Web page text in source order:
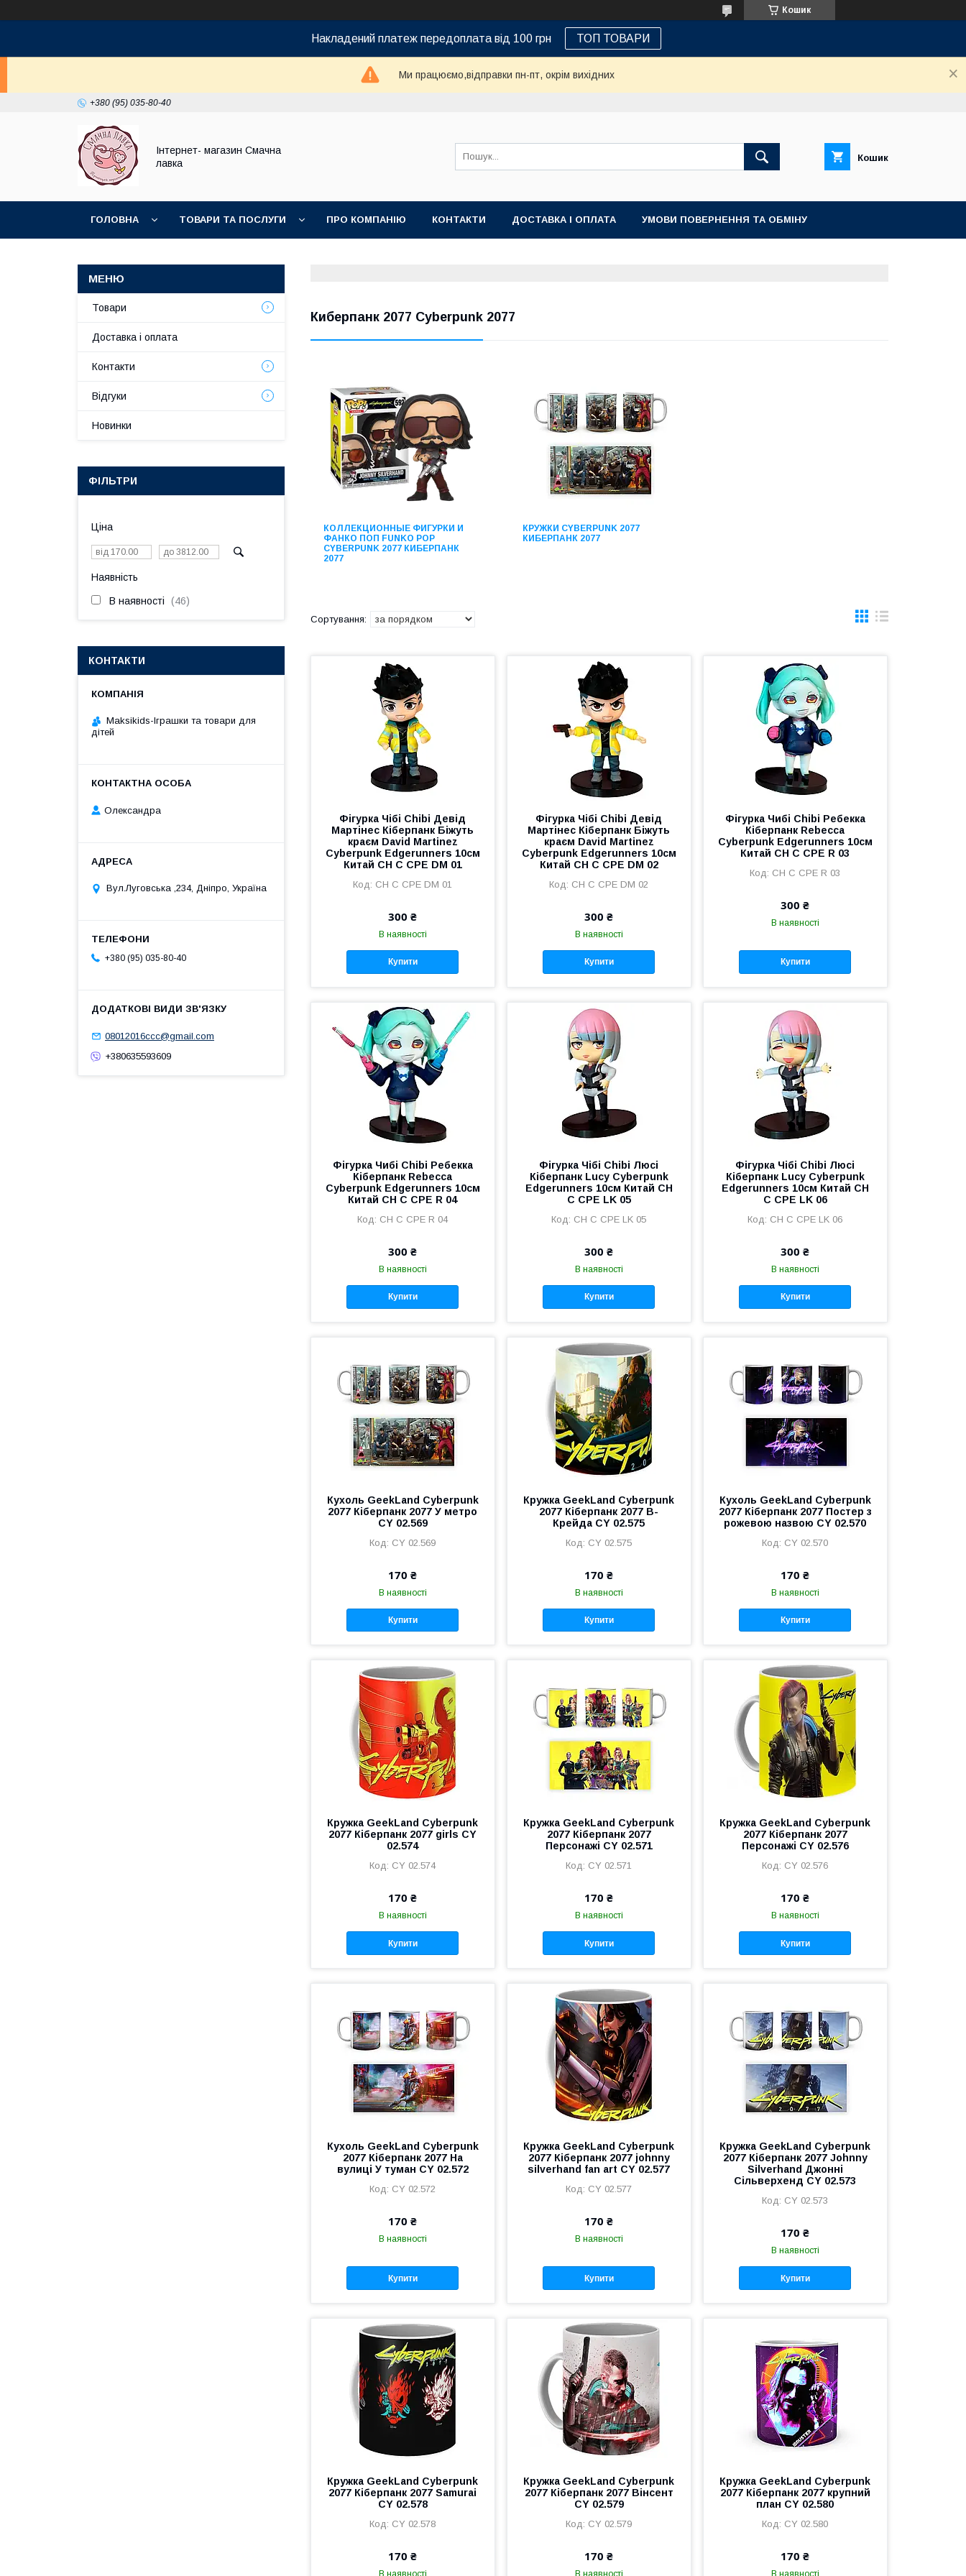
Кошик
Накладений платеж передоплата від 100 грн ТОП ТОВАРИ
Ми працюємо,відправки пн-пт, окрім вихідних
+380 (95) 035-80-40
Інтернет- магазин Смачна
лавка
Кошик
ГОЛОВНА ТОВАРИ ТА ПОСЛУГИ ПРО КОМПАНІЮ КОНТАКТИ ДОСТАВКА І ОПЛАТА УМОВИ ПОВЕРНЕННЯ ТА ОБМІНУ
Киберпанк 2077 Cyberpunk 2077
КОЛЛЕКЦИОННЫЕ ФИГУРКИ И
ФАНКО ПОП FUNKO POP
CYBERPUNK 2077 КИБЕРПАНК
2077
КРУЖКИ CYBERPUNK 2077
КИБЕРПАНК 2077
Фігурка Чібі Chibi Девід
Мартінес Кіберпанк Біжуть
краєм David Martinez
Cyberpunk Edgerunners 10см
Китай CH C CPE DM 01
CH C CPE DM 01
300 ₴
В наявності
Купити
Фігурка Чібі Chibi Девід
Мартінес Кіберпанк Біжуть
краєм David Martinez
Cyberpunk Edgerunners 10см
Китай CH C CPE DM 02
CH C CPE DM 02
300 ₴
В наявності
Купити
Фігурка Чибі Chibi Ребекка
Кіберпанк Rebecca
Cyberpunk Edgerunners 10см
Китай CH C CPE R 03
CH C CPE R 03
300 ₴
В наявності
Купити
Фігурка Чибі Chibi Ребекка
Кіберпанк Rebecca
Cyberpunk Edgerunners 10см
Китай CH C CPE R 04
CH C CPE R 04
300 ₴
В наявності
Купити
Фігурка Чібі Chibi Люсі
Кіберпанк Lucy Cyberpunk
Edgerunners 10см Китай CH
C CPE LK 05
CH C CPE LK 05
300 ₴
В наявності
Купити
Фігурка Чібі Chibi Люсі
Кіберпанк Lucy Cyberpunk
Edgerunners 10см Китай CH
C CPE LK 06
CH C CPE LK 06
300 ₴
В наявності
Купити
Кухоль GeekLand Cyberpunk
2077 Кіберпанк 2077 У метро
CY 02.569
CY 02.569
170 ₴
В наявності
Купити
Кружка GeekLand Cyberpunk
2077 Кіберпанк 2077 В-
Крейда CY 02.575
CY 02.575
170 ₴
В наявності
Купити
Кухоль GeekLand Cyberpunk
2077 Кіберпанк 2077 Постер з
рожевою назвою CY 02.570
CY 02.570
170 ₴
В наявності
Купити
Кружка GeekLand Cyberpunk
2077 Кіберпанк 2077 girls CY
02.574
CY 02.574
170 ₴
В наявності
Купити
Кружка GeekLand Cyberpunk
2077 Кіберпанк 2077
Персонажі CY 02.571
CY 02.571
170 ₴
В наявності
Купити
Кружка GeekLand Cyberpunk
2077 Кіберпанк 2077
Персонажі CY 02.576
CY 02.576
170 ₴
В наявності
Купити
Кухоль GeekLand Cyberpunk
2077 Кіберпанк 2077 На
вулиці У туман CY 02.572
CY 02.572
170 ₴
В наявності
Купити
Кружка GeekLand Cyberpunk
2077 Кіберпанк 2077 johnny
silverhand fan art CY 02.577
CY 02.577
170 ₴
В наявності
Купити
Кружка GeekLand Cyberpunk
2077 Кіберпанк 2077 Johnny
Silverhand Джонні
Сільверхенд CY 02.573
CY 02.573
170 ₴
В наявності
Купити
Кружка GeekLand Cyberpunk
2077 Кіберпанк 2077 Samurai
CY 02.578
CY 02.578
170 ₴
В наявності
Кружка GeekLand Cyberpunk
2077 Кіберпанк 2077 Вінсент
CY 02.579
CY 02.579
170 ₴
В наявності
Кружка GeekLand Cyberpunk
2077 Кіберпанк 2077 крупний
план CY 02.580
CY 02.580
170 ₴
В наявності
Товари
Доставка і оплата
Контакти
Відгуки
Новинки
ФІЛЬТРИ
Ціна
Наявність
В наявності 46
КОНТАКТИ
Maksikids-Іграшки та товари для
дітей
Олександра
Вул.Луговська ,234, Дніпро, Україна
+380 (95) 035-80-40
08012016ccc@gmail.com
+380635593609